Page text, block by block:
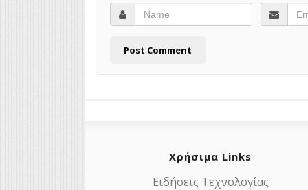
Χρήσιμα Links
Ειδήσεις Τεχνολογίας